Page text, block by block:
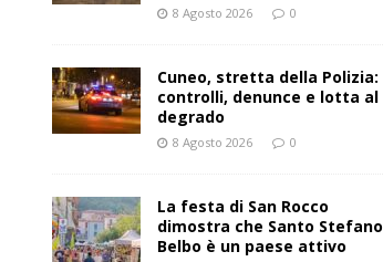
8 Agosto 2026 0
Cuneo, stretta della Polizia:
controlli, denunce e lotta al
degrado
8 Agosto 2026 0
La festa di San Rocco
dimostra che Santo Stefano
Belbo è un paese attivo